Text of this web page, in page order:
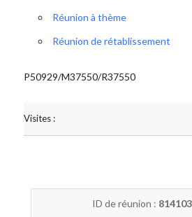
Réunion à thème
Réunion de rétablissement
P50929/M37550/R37550
Visites :
ID de réunion :